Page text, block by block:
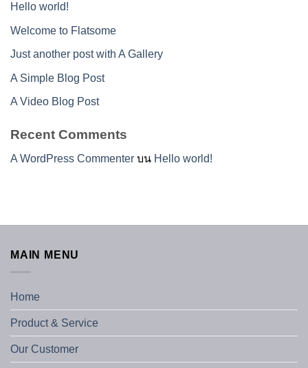
Hello world!
Welcome to Flatsome
Just another post with A Gallery
A Simple Blog Post
A Video Blog Post
Recent Comments
A WordPress Commenter บน Hello world!
MAIN MENU
Home
Product & Service
Our Customer